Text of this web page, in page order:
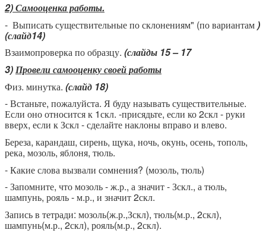
2) Самооценка работы.
- Выписать существительные по склонениям" (по вариантам )
(слайд14)
Взаимопроверка по образцу. (слайды 15 – 17
3)Провели самооценку своей работы
Физ. минутка. (слайд 18)
- Встаньте, пожалуйста. Я буду называть существительные.
Если оно относится к 1скл. -присядьте, если ко 2скл - руки
вверх, если к Зскл - сделайте наклоны вправо и влево.
Береза, карандаш, сирень, щука, ночь, окунь, осень, тополь,
река, мозоль, яблоня, тюль.
- Какие слова вызвали сомнения? (мозоль, тюль)
- Запомните, что мозоль - ж.р., а значит - Зскл., а тюль,
шампунь, рояль - м.р., и значит 2скл.
Запись в тетради: мозоль(ж.р.,Зскл), тюль(м.р., 2скл),
шампунь(м.р., 2скл), рояль(м.р., 2скл).